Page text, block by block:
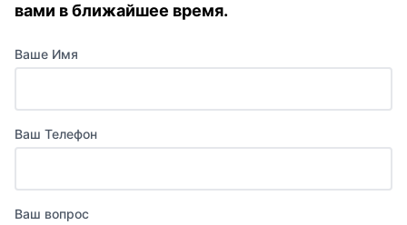
вами в ближайшее время.
Ваше Имя
Ваш Телефон
Ваш вопрос